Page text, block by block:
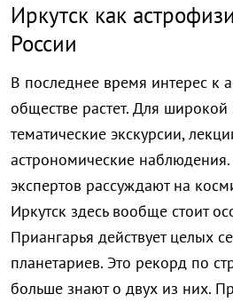
Иркутск как
России
В последнее время интерес к
обществе растет. Для
тематические экскурсии,
астрономические
экспертов рассуждают на
Иркутск здесь вообще стоит
Приангарья действует целых
планетариев. Это рекорд по
больше знают о двух из них.